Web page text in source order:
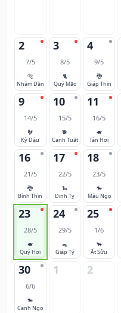
2
7/5
🐅
Nhâm Dần
3
8/5
🐈
Quý Mão
4
9/5
🐉
Giáp Thìn
9
14/5
🐓
Kỷ Dậu
10
15/5
🐕
Canh Tuất
11
16/5
🐖
Tân Hợi
16
21/5
🐉
Bính Thìn
17
22/5
🐍
Đinh Tỵ
18
23/5
🐎
Mậu Ngọ
23
28/5
🐖
Quý Hợi
24
29/5
🐀
Giáp Tý
25
1/6
🐂
Ất Sửu
30
6/6
🐎
Canh Ngọ
1 2